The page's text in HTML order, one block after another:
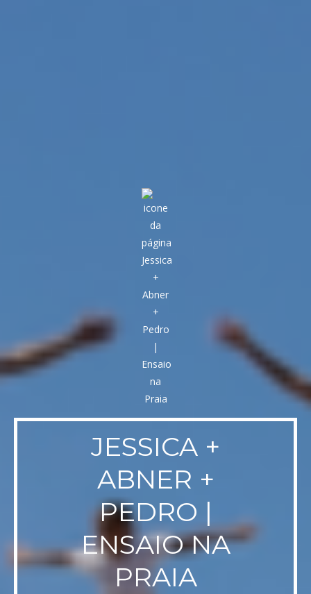
JESSICA +
ABNER +
PEDRO |
ENSAIO NA
PRAIA